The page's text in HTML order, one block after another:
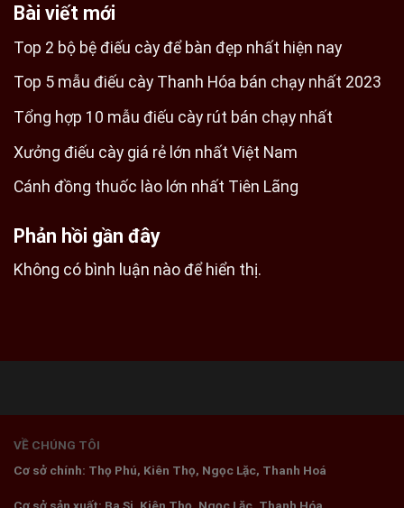
Bài viết mới
Top 2 bộ bệ điếu cày để bàn đẹp nhất hiện nay
Top 5 mẫu điếu cày Thanh Hóa bán chạy nhất 2023
Tổng hợp 10 mẫu điếu cày rút bán chạy nhất
Xưởng điếu cày giá rẻ lớn nhất Việt Nam
Cánh đồng thuốc lào lớn nhất Tiên Lãng
Phản hồi gần đây
Không có bình luận nào để hiển thị.
VỀ CHÚNG TÔI
Cơ sở chính: Thọ Phú, Kiên Thọ, Ngọc Lặc, Thanh Hoá
Cơ sở sản xuất: Ba Si, Kiên Thọ, Ngọc Lặc, Thanh Hóa